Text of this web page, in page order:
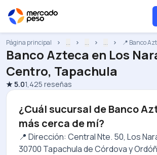
Página principal ... ... ... 📍 Banco
Banco Azteca en Los
Centro, Tapachula
★5.01,425 reseñas
¿Cuál sucursal de Banco
más cerca de mí?
📍 Dirección: Central Nte. 50, Los
30700 Tapachula de Córdova y